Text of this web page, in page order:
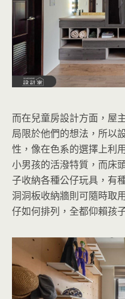
而在兒童房設計方面，屋
局限於他們的想法，所以
性，像在色系的選擇上利
小男孩的活潑特質，而床
子收納各種公仔玩具，有
洞洞板收納牆則可隨時取
仔如何排列，全都仰賴孩